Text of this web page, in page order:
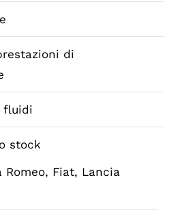
di
fluidi
stock
Romeo, Fiat, Lancia